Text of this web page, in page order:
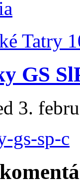
Tatry
GS
3.
gs-sp-c